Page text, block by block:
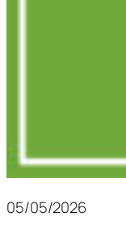
05/05/2026